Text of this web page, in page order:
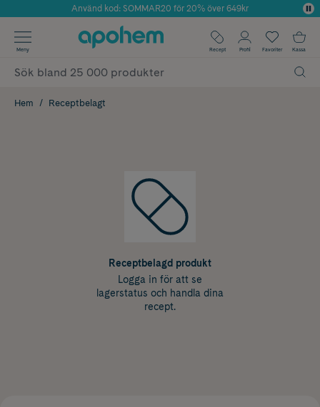
Årets Butik 2025 inom Skönhet
Använd kod: SOMMAR20 för 20% över 649kr
✓ Fri frakt
✓ Poäng på alla köp*
Meny Recept Profil Favoriter Kassa
Hem Receptbelagt
Receptbelagd produkt
Logga in för att se
lagerstatus och handla dina
recept.